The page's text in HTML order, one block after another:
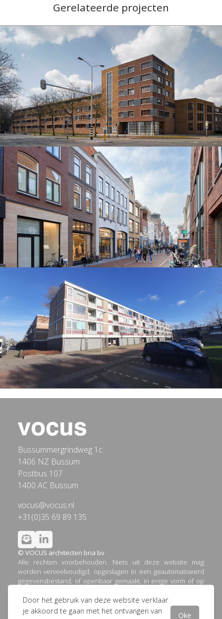
Door het gebruik van deze website verklaar
je akkoord te gaan met het ontvangen van
Oke
Gerelateerde projecten
Bussummergrindweg 1c
1406 NZ Bussum
Postbus 107
1400 AC Bussum
vocus@vocus.nl
+31(0)35 69 89 135
© VOCUS architecten bna bv
Alle rechten voorbehouden. Niets uit deze website mag
worden verveelvoudigd, opgeslagen in een geautomatiseerd
gegevensbestand, of openbaar gemaakt, in enige vorm of op
kopieën, of op welke andere manier dan ook, zonder
voorafgaande schriftelijke toestemming van VOCUS